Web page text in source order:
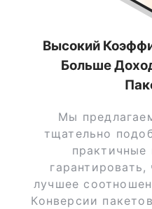
Высокий
Больше
Мы
тщательно
практичные
лучшее
Конверсии